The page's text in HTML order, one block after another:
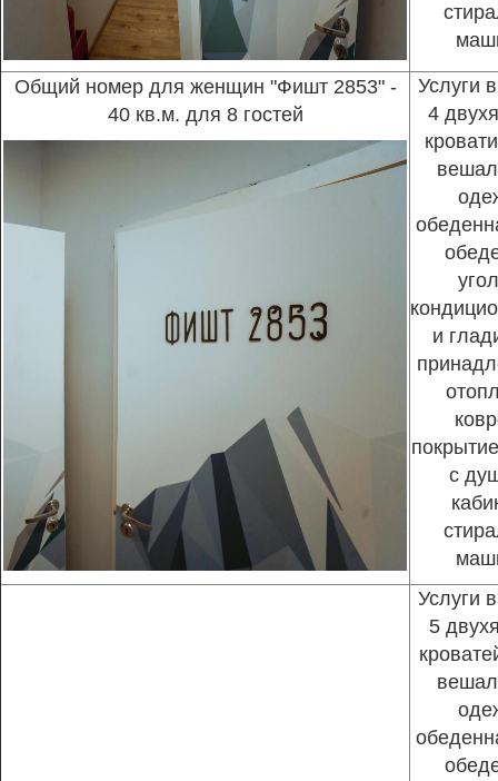
Общий номер для женщин "Фишт 2853" -
40 кв.м. для 8 гостей
Услуги
4
и
с
Услуги
5